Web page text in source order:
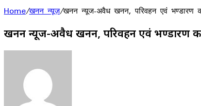
Home/खनन न्यूज़/खनन न्यूज-अवैध खनन, परिवहन एवं भण्डारण
खनन न्यूज-अवैध खनन, परिवहन एवं भण्डारण का